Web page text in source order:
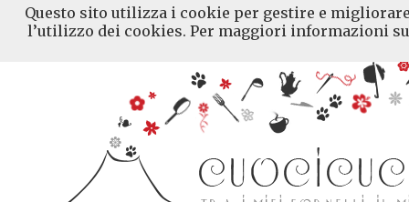
Questo sito utilizza i cookie per gestire e
l’utilizzo dei cookies. Per maggiori informazioni